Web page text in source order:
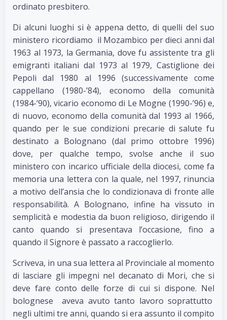
ordinato presbitero.
Di alcuni luoghi si è appena detto, di quelli del suo
ministero ricordiamo il Mozambico per dieci anni dal
1963 al 1973, la Germania, dove fu assistente tra gli
emigranti italiani dal 1973 al 1979, Castiglione dei
Pepoli dal 1980 al 1996 (successivamente come
cappellano (1980-’84), economo della comunità
(1984-’90), vicario economo di Le Mogne (1990-’96) e,
di nuovo, economo della comunità dal 1993 al 1966,
quando per le sue condizioni precarie di salute fu
destinato a Bolognano (dal primo ottobre 1996)
dove, per qualche tempo, svolse anche il suo
ministero con incarico ufficiale della diocesi, come fa
memoria una lettera con la quale, nel 1997, rinuncia
a motivo dell’ansia che lo condizionava di fronte alle
responsabilità. A Bolognano, infine ha vissuto in
semplicità e modestia da buon religioso, dirigendo il
canto quando si presentava l’occasione, fino a
quando il Signore è passato a raccoglierlo.
Scriveva, in una sua lettera al Provinciale al momento
di lasciare gli impegni nel decanato di Mori, che si
deve fare conto delle forze di cui si dispone. Nel
bolognese aveva avuto tanto lavoro soprattutto
negli ultimi tre anni, quando si era assunto il compito